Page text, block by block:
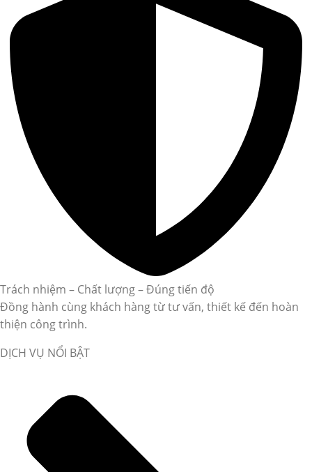
Trách nhiệm – Chất lượng – Đúng tiến độ
Đồng hành cùng khách hàng từ tư vấn, thiết kế đến hoàn
thiện công trình.
DỊCH VỤ NỔI BẬT